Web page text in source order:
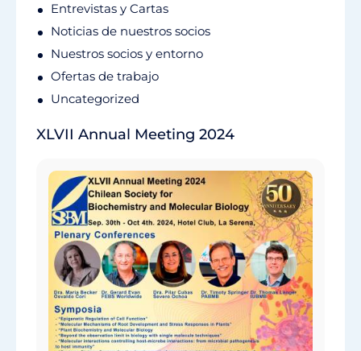
Entrevistas y Cartas
Noticias de nuestros socios
Nuestros socios y entorno
Ofertas de trabajo
Uncategorized
XLVII Annual Meeting 2024